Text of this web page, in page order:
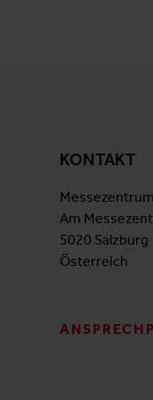
KONTAKT
Am
5020 Salzburg
Österreich